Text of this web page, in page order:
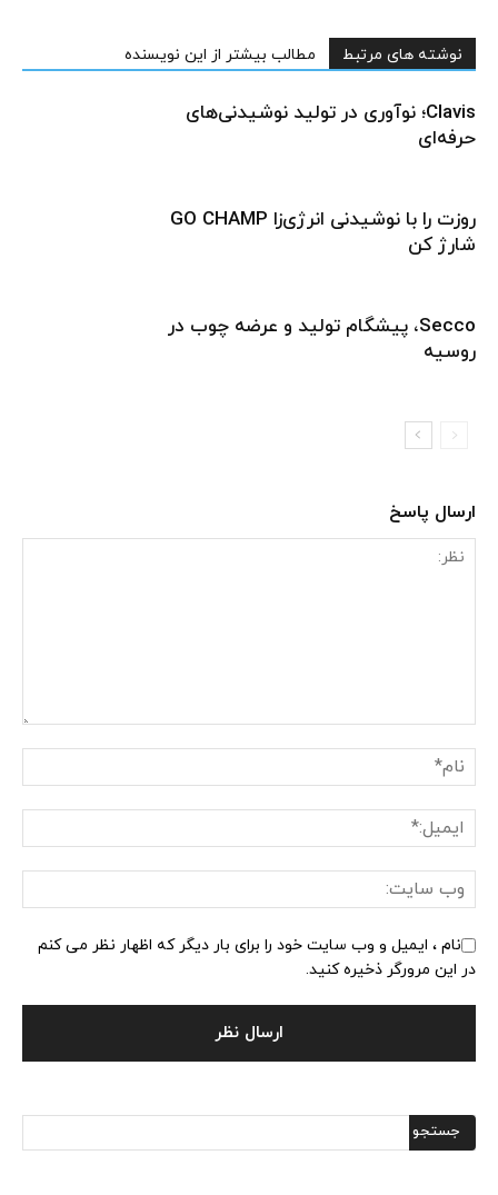
نوشته های مرتبط مطالب بیشتر از این نویسنده
Clavis؛ نوآوری در تولید نوشیدنی‌های
حرفه‌ای
روزت را با نوشیدنی انرژی‌زا GO CHAMP
شارژ کن
Secco، پیشگام تولید و عرضه چوب در
روسیه
ارسال پاسخ
نام ، ایمیل و وب سایت خود را برای بار دیگر که اظهار نظر می کنم
در این مرورگر ذخیره کنید.